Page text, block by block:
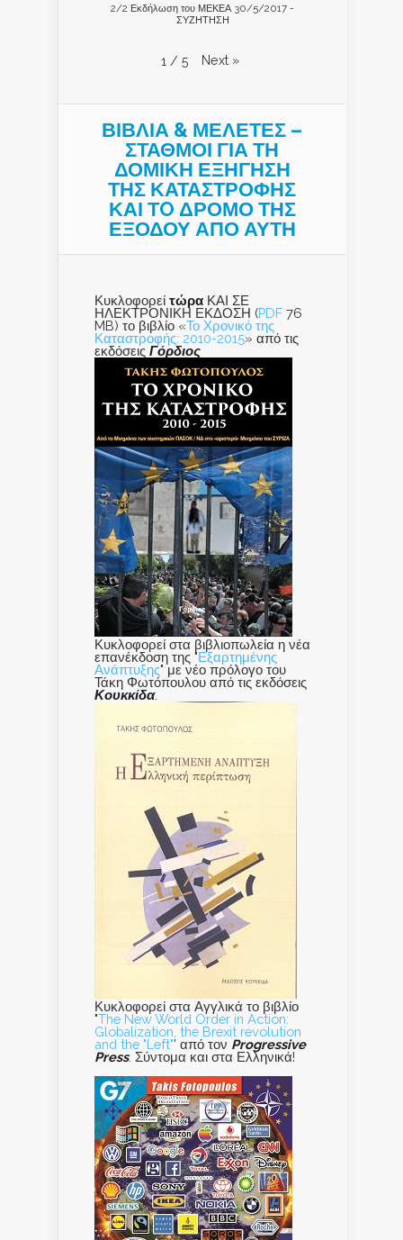
2/2 Εκδήλωση του ΜΕΚΕΑ 30/5/2017 -
ΣΥΖΗΤΗΣΗ
1 / 5 Next »
ΒΙΒΛΙΑ & ΜΕΛΕΤΕΣ –
ΣΤΑΘΜΟΙ ΓΙΑ ΤΗ
ΔΟΜΙΚΗ ΕΞΗΓΗΣΗ
ΤΗΣ ΚΑΤΑΣΤΡΟΦΗΣ
ΚΑΙ ΤO ΔΡΟΜΟ ΤΗΣ
ΕΞΟΔΟΥ ΑΠΟ ΑΥΤΗ
Κυκλοφορεί τώρα ΚΑΙ ΣΕ
ΗΛΕΚΤΡΟΝΙΚΗ ΕΚΔΟΣΗ (PDF 76
MB) το βιβλίο «Το Χρονικό της
Καταστροφής: 2010-2015» από τις
εκδόσεις Γόρδιος
Κυκλοφορεί στα βιβλιοπωλεία η νέα
επανέκδοση της "Εξαρτημένης
Ανάπτυξης" με νέο πρόλογο του
Τάκη Φωτόπουλου από τις εκδόσεις
Κουκκίδα.
Κυκλοφορεί στα Αγγλικά το βιβλίο
"The New World Order in Action:
Globalization, the Brexit revolution
and the "Left"' από τον Progressive
Press. Σύντομα και στα Ελληνικά!